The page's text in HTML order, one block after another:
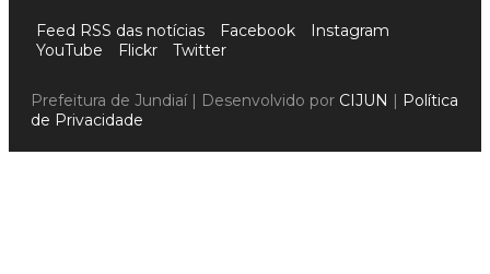
Feed RSS das notícias Facebook
Instagram
YouTube
Flickr Twitter
Prefeitura de Jundiaí | Desenvolvido por CIJUN | Política
de Privacidade